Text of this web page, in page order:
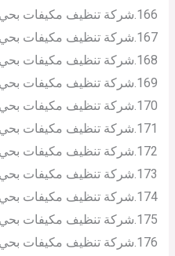
166.شركة تنظيف مكيفات بحي وادي لبن بالرياض
167.شركة تنظيف مكيفات بحي نمار الجديد بالرياض
168.شركة تنظيف مكيفات بحي السلي الجديد بالرياض
169.شركة تنظيف مكيفات بحي العريجاء الشمالية بالرياض
170.شركة تنظيف مكيفات بحي لبن الغربي بالرياض
171.شركة تنظيف مكيفات بحي منفوحة الشمالية بالرياض
172.شركة تنظيف مكيفات بحي الشفا الجديد بالرياض
173.شركة تنظيف مكيفات بحي الحزم الجديد بالرياض
174.شركة تنظيف مكيفات بحي اليمامة الجديدة بالرياض
175.شركة تنظيف مكيفات بحي الدار البيضاء الشمالية بالرياض
176.شركة تنظيف مكيفات بحي المشاعل الجديد بالرياض